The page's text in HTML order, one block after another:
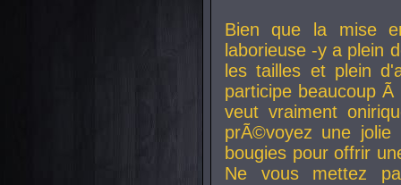
Bien que la mise
laborieuse -y a plein
les tailles et plein
participe beaucoup
veut vraiment
prÃ©voyez une
bougies pour offrir
Ne vous mettez